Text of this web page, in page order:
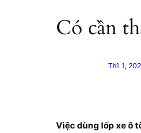
Có cần
Th1 1,
Việc dùng lốp xe ô